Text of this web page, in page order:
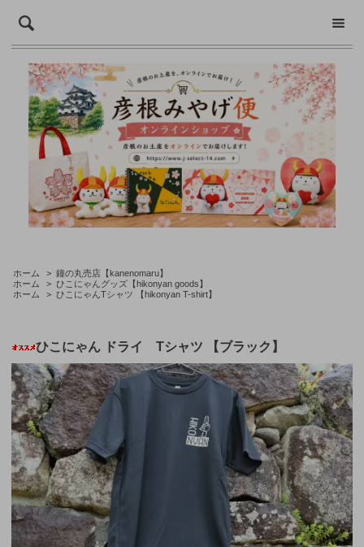
ホーム > 鐘の丸売店【kanenomaru】
ホーム
> ひこにゃんグッズ【hikonyan goods】
ホーム
> ひこにゃんTシャツ 【hikonyan T-shirt】
ひこにゃん ドライ Tシャツ 【ブラック】